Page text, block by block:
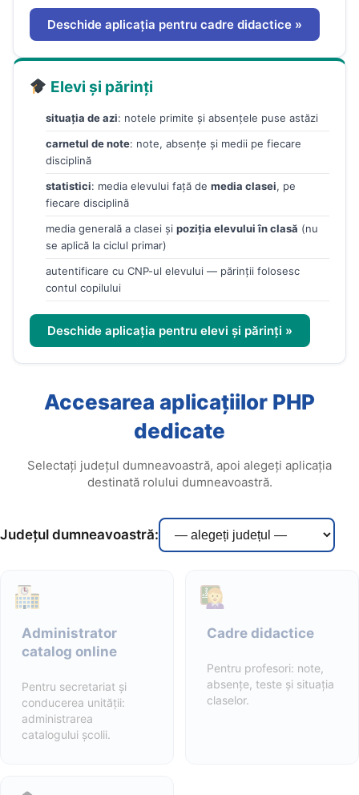
Deschide aplicația pentru cadre didactice »
Elevi și părinți
situația de azi: notele primite și absențele puse astăzi
carnetul de note: note, absențe și medii pe fiecare
disciplină
statistici: media elevului față de media clasei, pe
fiecare disciplină
media generală a clasei și poziția elevului în clasă (nu
se aplică la ciclul primar)
autentificare cu CNP-ul elevului — părinții folosesc
contul copilului
Deschide aplicația pentru elevi și părinți »
Accesarea aplicațiilor PHP
dedicate
Selectați județul dumneavoastră, apoi alegeți aplicația
destinată rolului dumneavoastră.
Județul dumneavoastră:
Administrator
catalog online
Pentru secretariat și
conducerea unității:
administrarea
catalogului școlii.
Cadre didactice
Pentru profesori: note,
absențe, teste și situația
claselor.